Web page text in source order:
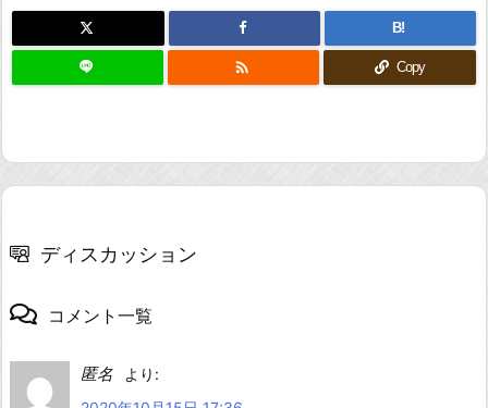
B!
 Copy
ディスカッション
コメント一覧
匿名
より: